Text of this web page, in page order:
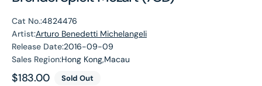
Cat No.:4824476
Artist:Arturo Benedetti Michelangeli
Release Date:2016-09-09
Sales Region:Hong Kong,Macau
Regular
$183.00 Sold Out